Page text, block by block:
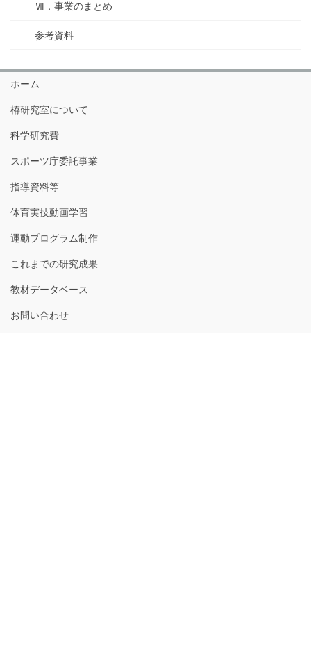
Ⅶ．事業のまとめ
参考資料
ホーム
栫研究室について
科学研究費
スポーツ庁委託事業
指導資料等
体育実技動画学習
運動プログラム制作
これまでの研究成果
教材データベース
お問い合わせ